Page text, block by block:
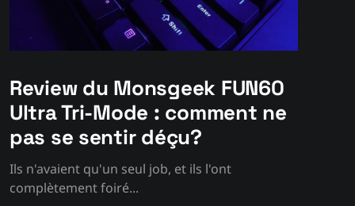
Review du Monsgeek FUN60
Ultra Tri-Mode : comment ne
pas se sentir déçu?
Ils n'avaient qu'un seul job, et ils l'ont
complètement foiré...